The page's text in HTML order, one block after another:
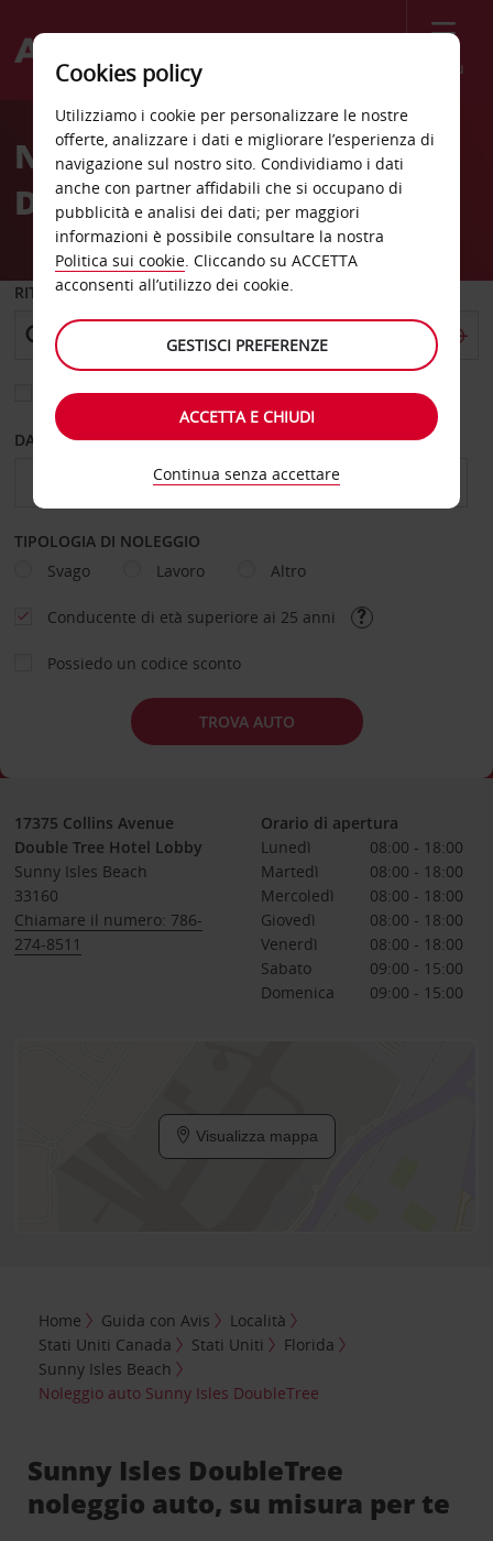
Menù
Welcome
AvisNoleggio auto Sunny Isles
DoubleTree
RITIRO DA
Scegli una località di riconsegna diversa
DAL GIORNO AL GIORNO
TIPOLOGIA DI NOLEGGIO
Svago
Lavoro Altro
Conducente di età superiore ai 25 anni
Possiedo un codice sconto
TROVA AUTO
17375 Collins Avenue
Double Tree Hotel Lobby
Sunny Isles Beach
33160
Chiamare il numero: 786-
274-8511
Orario di apertura
Lunedì
08:00 - 18:00
Martedì
08:00 - 18:00
Mercoledì
08:00 - 18:00
Giovedì
08:00 - 18:00
Venerdì
08:00 - 18:00
Sabato
09:00 - 15:00
Domenica
09:00 - 15:00
Visualizza mappa
Home Guida con Avis
Località
Stati Uniti Canada
Stati Uniti
Florida
Sunny Isles Beach
Noleggio auto Sunny Isles DoubleTree
Sunny Isles DoubleTree
noleggio auto, su misura per te
Cookies policy
Utilizziamo i cookie per personalizzare le nostre
offerte, analizzare i dati e migliorare l’esperienza di
navigazione sul nostro sito. Condividiamo i dati
anche con partner affidabili che si occupano di
pubblicità e analisi dei dati; per maggiori
informazioni è possibile consultare la nostra
Politica sui cookie. Cliccando su ACCETTA
acconsenti all’utilizzo dei cookie.
GESTISCI PREFERENZE
ACCETTA E CHIUDI
Continua senza accettare